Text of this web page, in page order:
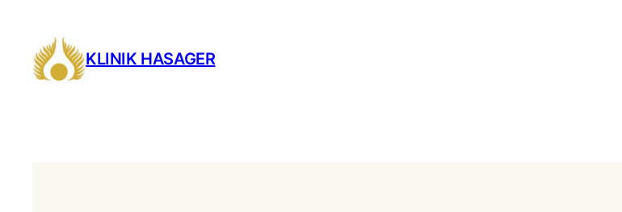
indhold
KLINIK HASAGER